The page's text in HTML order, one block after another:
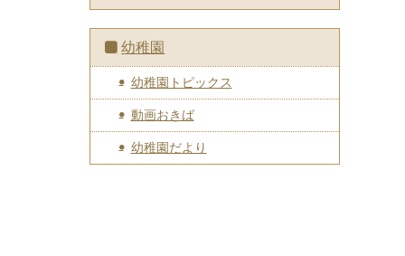
幼稚園
幼稚園トピックス
動画おきば
幼稚園だより